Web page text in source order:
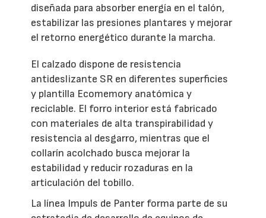
diseñada para absorber energía en el talón,
estabilizar las presiones plantares y mejorar
el retorno energético durante la marcha.
El calzado dispone de resistencia
antideslizante SR en diferentes superficies
y plantilla Ecomemory anatómica y
reciclable. El forro interior está fabricado
con materiales de alta transpirabilidad y
resistencia al desgarro, mientras que el
collarín acolchado busca mejorar la
estabilidad y reducir rozaduras en la
articulación del tobillo.
La línea Impuls de Panter forma parte de su